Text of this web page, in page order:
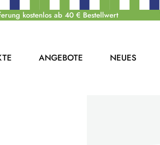
kostenlos ab 40 € Bestellwert
ANGEBOTE NEUES